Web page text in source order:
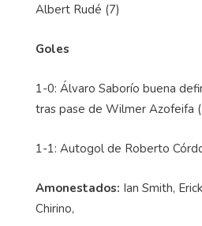
Albert Rudé (7)
Goles
1-0: Álvaro Saborío buena
tras pase de Wilmer Azofeifa
1-1: Autogol de Roberto
Amonestados: Ian Smith,
Chirino,